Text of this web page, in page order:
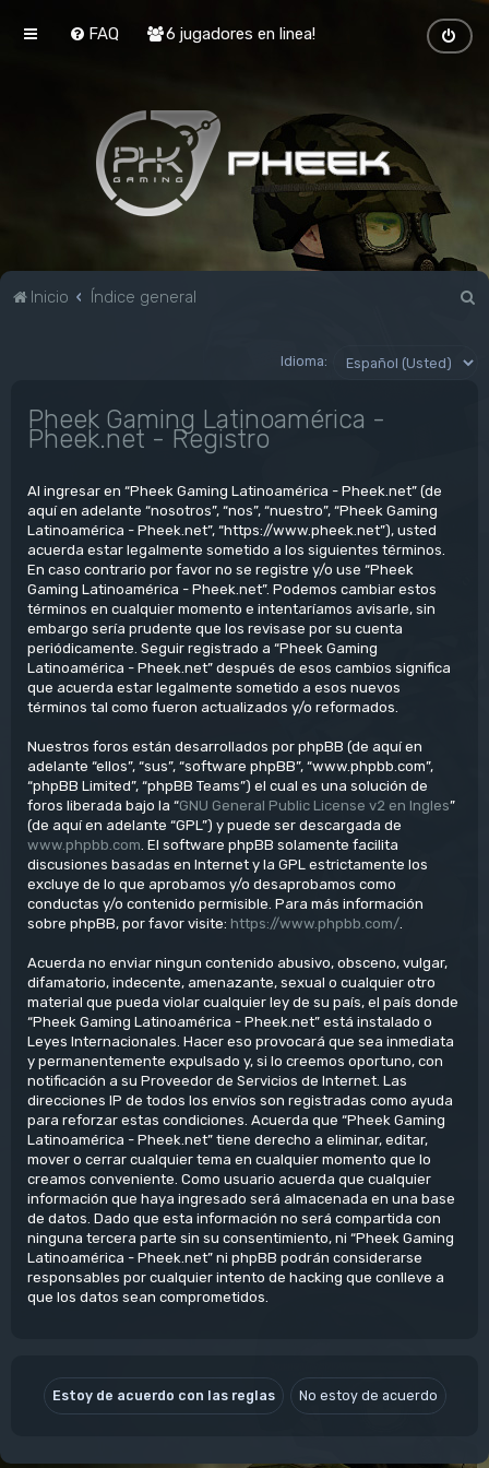
FAQ 6 jugadores en linea!
Inicio Índice general
Idioma:
Pheek Gaming Latinoamérica -
Pheek.net - Registro
Al ingresar en “Pheek Gaming Latinoamérica - Pheek.net” (de
aquí en adelante “nosotros”, “nos”, “nuestro”, “Pheek Gaming
Latinoamérica - Pheek.net”, “https://www.pheek.net”), usted
acuerda estar legalmente sometido a los siguientes términos.
En caso contrario por favor no se registre y/o use “Pheek
Gaming Latinoamérica - Pheek.net”. Podemos cambiar estos
términos en cualquier momento e intentaríamos avisarle, sin
embargo sería prudente que los revisase por su cuenta
periódicamente. Seguir registrado a “Pheek Gaming
Latinoamérica - Pheek.net” después de esos cambios significa
que acuerda estar legalmente sometido a esos nuevos
términos tal como fueron actualizados y/o reformados.
Nuestros foros están desarrollados por phpBB (de aquí en
adelante “ellos”, “sus”, “software phpBB”, “www.phpbb.com”,
“phpBB Limited”, “phpBB Teams”) el cual es una solución de
foros liberada bajo la “GNU General Public License v2 en Ingles”
(de aquí en adelante “GPL”) y puede ser descargada de
www.phpbb.com . El software phpBB solamente facilita
discusiones basadas en Internet y la GPL estrictamente los
excluye de lo que aprobamos y/o desaprobamos como
conductas y/o contenido permisible. Para más información
sobre phpBB, por favor visite: https://www.phpbb.com/
Acuerda no enviar ningun contenido abusivo, obsceno, vulgar,
difamatorio, indecente, amenazante, sexual o cualquier otro
material que pueda violar cualquier ley de su país, el país donde
“Pheek Gaming Latinoamérica - Pheek.net” está instalado o
Leyes Internacionales. Hacer eso provocará que sea inmediata
y permanentemente expulsado y, si lo creemos oportuno, con
notificación a su Proveedor de Servicios de Internet. Las
direcciones IP de todos los envíos son registradas como ayuda
para reforzar estas condiciones. Acuerda que “Pheek Gaming
Latinoamérica - Pheek.net” tiene derecho a eliminar, editar,
mover o cerrar cualquier tema en cualquier momento que lo
creamos conveniente. Como usuario acuerda que cualquier
información que haya ingresado será almacenada en una base
de datos. Dado que esta información no será compartida con
ninguna tercera parte sin su consentimiento, ni “Pheek Gaming
Latinoamérica - Pheek.net” ni phpBB podrán considerarse
responsables por cualquier intento de hacking que conlleve a
que los datos sean comprometidos.